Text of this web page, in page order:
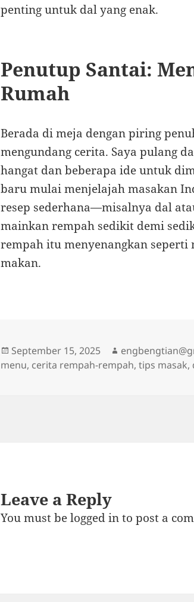
penting untuk dal yang enak.
Penutup Santai:
Rumah
Berada di meja dengan piring
mengundang cerita. Saya pulang
hangat dan beberapa ide untuk
baru mulai menjelajah masakan
resep sederhana—misalnya dal
mainkan rempah sedikit demi
rempah itu menyenangkan
makan.
Posted
on
September 15, 2025 Author
menu, cerita rempah-rempah, tips
Leave a Reply
You must belogged into post a